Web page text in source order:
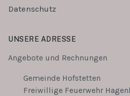
Datenschutz
UNSERE ADRESSE
Angebote und Rechnungen
Gemeinde Hofstetten
Freiwillige Feuerwehr